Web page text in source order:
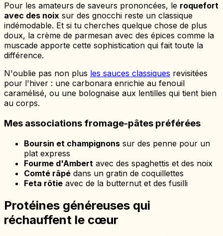
Pour les amateurs de saveurs prononcées, le roquefort
avec des noix sur des gnocchi reste un classique
indémodable. Et si tu cherches quelque chose de plus
doux, la crème de parmesan avec des épices comme la
muscade apporte cette sophistication qui fait toute la
différence.
N'oublie pas non plus les sauces classiques revisitées
pour l'hiver : une carbonara enrichie au fenouil
caramélisé, ou une bolognaise aux lentilles qui tient bien
au corps.
Mes associations fromage-pâtes préférées
Boursin et champignons sur des penne pour un
plat express
Fourme d'Ambert avec des spaghettis et des noix
Comté râpé dans un gratin de coquillettes
Feta rôtie avec de la butternut et des fusilli
Protéines généreuses qui
réchauffent le cœur